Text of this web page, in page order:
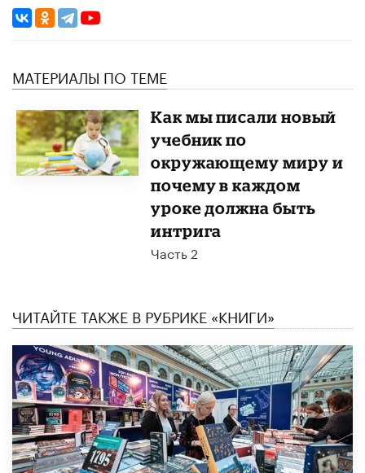
МАТЕРИАЛЫ ПО ТЕМЕ
Как мы писали новый
учебник по
окружающему миру и
почему в каждом
уроке должна быть
интрига
Часть 2
ЧИТАЙТЕ ТАКЖЕ В РУБРИКЕ «КНИГИ»